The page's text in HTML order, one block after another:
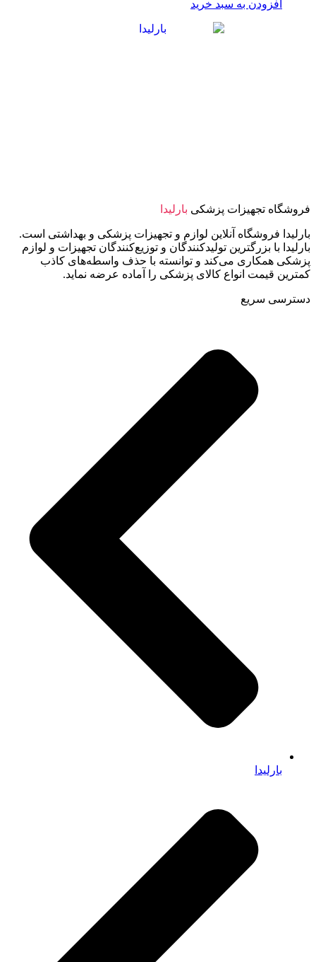
افزودن به سبد خرید
فروشگاه تجهیزات پزشکی بارلیدا
بارلیدا فروشگاه آنلاین لوازم و تجهیزات پزشکی و بهداشتی است.
بارلیدا با بزرگترین تولیدکنندگان و توزیع‌کنندگان تجهیزات و لوازم
پزشکی همکاری می‌کند و توانسته با حذف واسطه‌های کاذب
کمترین قیمت انواع کالای پزشکی را آماده عرضه نماید.
دسترسی سریع
بارلیدا